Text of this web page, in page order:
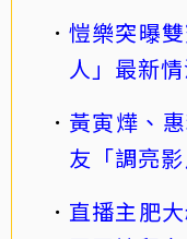
愷樂突曝
人」最新
黃寅燁、
友「調亮
直播主肥